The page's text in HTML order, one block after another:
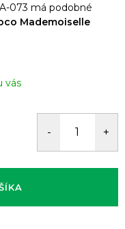
073 má podobné
Mademoiselle